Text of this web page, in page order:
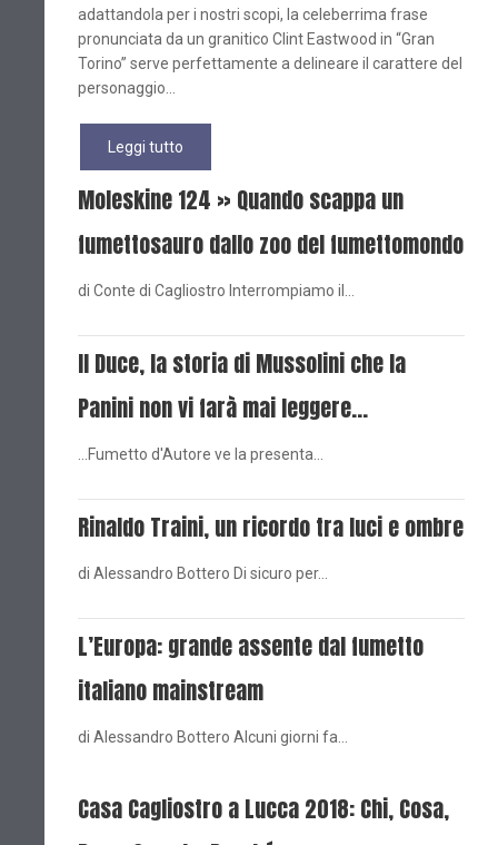
adattandola per i nostri scopi, la celeberrima frase
pronunciata da un granitico Clint Eastwood in “Gran
Torino” serve perfettamente a delineare il carattere del
personaggio...
Leggi tutto
Moleskine 124 » Quando scappa un
fumettosauro dallo zoo del fumettomondo
di Conte di Cagliostro Interrompiamo il…
Il Duce, la storia di Mussolini che la
Panini non vi farà mai leggere...
...Fumetto d'Autore ve la presenta…
Rinaldo Traini, un ricordo tra luci e ombre
di Alessandro Bottero Di sicuro per…
L’Europa: grande assente dal fumetto
italiano mainstream
di Alessandro Bottero Alcuni giorni fa…
Casa Cagliostro a Lucca 2018: Chi, Cosa,